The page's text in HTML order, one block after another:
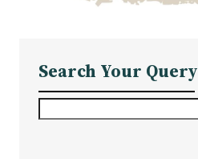
Search Your Query